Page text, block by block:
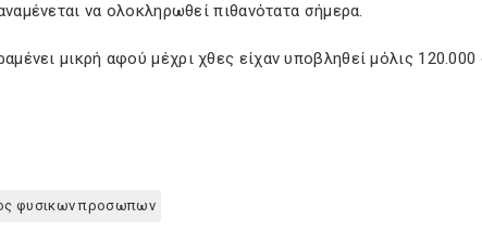
να ολοκληρωθεί πιθανότατα σήμερα.
μικρή αφού μέχρι χθες είχαν υποβληθεί μόλις 120.000
φυσικων προσωπων